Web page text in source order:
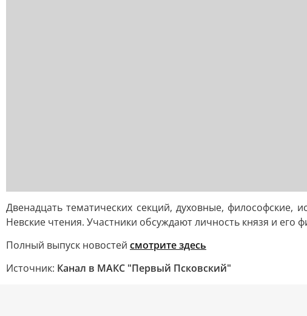
Двенадцать тематических секций, духовные, философские,
Невские чтения. Участники обсуждают личность князя и
Полный выпуск новостей смотрите здесь
Источник: Канал в МАКС "Первый Псковский"